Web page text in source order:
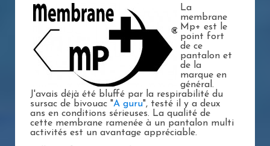
La
membrane
Mp+ est le
point fort
de ce
pantalon et
de la
marque en
général.
J'avais déjà été bluffé par la respirabilité du
sursac de bivouac "A guru", testé il y a deux
ans en conditions sérieuses. La qualité de
cette membrane ramenée à un pantalon multi
activités est un avantage appréciable.